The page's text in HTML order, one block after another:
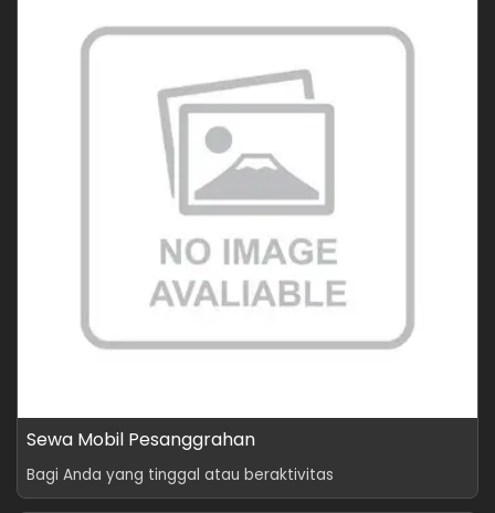
Sewa Mobil Pesanggrahan
Bagi Anda yang tinggal atau beraktivitas